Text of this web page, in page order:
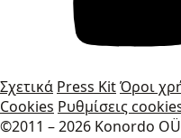
Σχετικά Press KitΌροι
Cookies Ρυθμίσεις
©2011 – 2026 Konordo OÜ